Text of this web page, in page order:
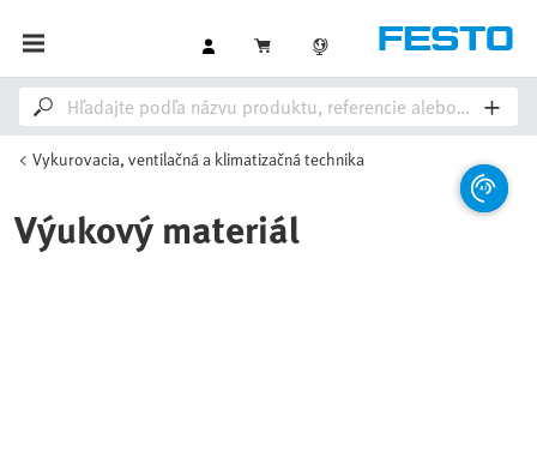
Vykurovacia, ventilačná a klimatizačná technika
Výukový materiál